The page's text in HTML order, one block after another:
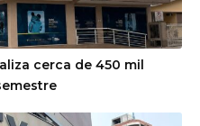
cerca de 450 mil